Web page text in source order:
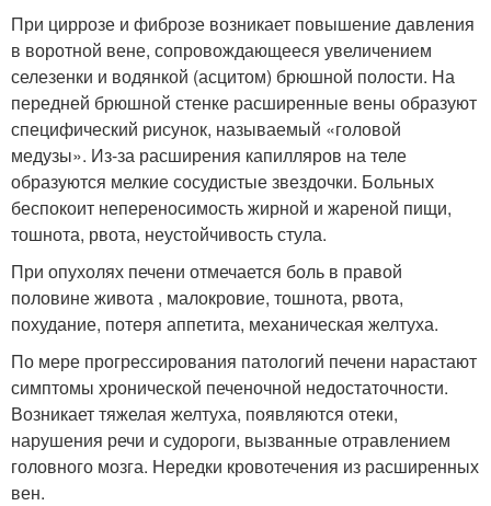
При циррозе и фиброзе возникает повышение давления
в воротной вене, сопровождающееся увеличением
селезенки и водянкой (асцитом) брюшной полости. На
передней брюшной стенке расширенные вены образуют
специфический рисунок, называемый «головой
медузы». Из-за расширения капилляров на теле
образуются мелкие сосудистые звездочки. Больных
беспокоит непереносимость жирной и жареной пищи,
тошнота, рвота, неустойчивость стула.
При опухолях печени отмечается боль в правой
половине живота , малокровие, тошнота, рвота,
похудание, потеря аппетита, механическая желтуха.
По мере прогрессирования патологий печени нарастают
симптомы хронической печеночной недостаточности.
Возникает тяжелая желтуха, появляются отеки,
нарушения речи и судороги, вызванные отравлением
головного мозга. Нередки кровотечения из расширенных
вен.